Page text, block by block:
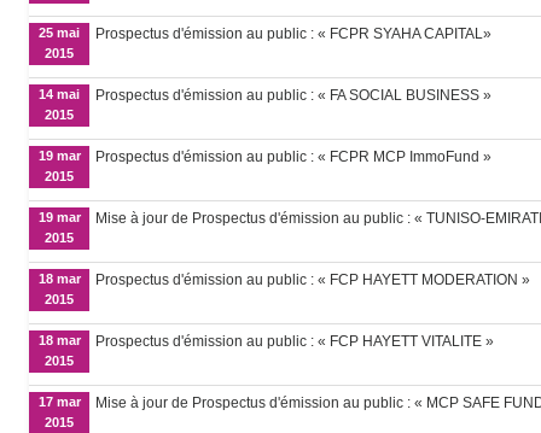
25 mai
2015
Prospectus d'émission au public : « FCPR SYAHA CAPITAL»
14 mai
2015
Prospectus d'émission au public : « FA SOCIAL BUSINESS »
19 mar
2015
Prospectus d'émission au public : « FCPR MCP ImmoFund »
19 mar
2015
Mise à jour de Prospectus d'émission au public : « TUNISO-
18 mar
2015
Prospectus d'émission au public : « FCP HAYETT MODERATION »
18 mar
2015
Prospectus d'émission au public : « FCP HAYETT VITALITE »
17 mar
2015
Mise à jour de Prospectus d'émission au public : « MCP SAFE